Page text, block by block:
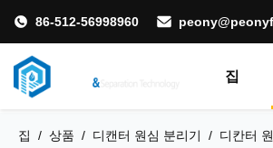
86-512-56998960
집
집 / 상품 / 디캔터 원심 분리기 / 디칸터